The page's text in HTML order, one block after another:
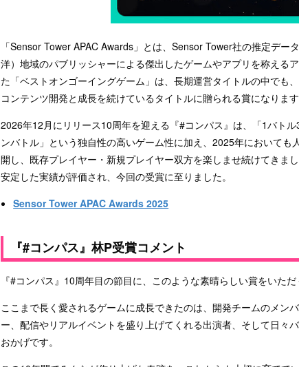
「Sensor Tower APAC Awards」とは、Sensor Tower社の推定デー
洋）地域のパブリッシャーによる傑出したゲームやアプリを称える
た「ベストオンゴーイングゲーム」は、長期運営タイトルの中でも
コンテンツ開発と成長を続けているタイトルに贈られる賞になります
2026年12月にリリース10周年を迎える『#コンパス』は、「1バト
ンバトル」という独自性の高いゲーム性に加え、2025年において
開し、既存プレイヤー・新規プレイヤー双方を楽しませ続けてきま
安定した実績が評価され、今回の受賞に至りました。
Sensor Tower APAC Awards 2025
『#コンパス』林P受賞コメント
『#コンパス』10周年目の節目に、このような素晴らしい賞をいた
ここまで長く愛されるゲームに成長できたのは、開発チームのメン
ー、配信やリアルイベントを盛り上げてくれる出演者、そして日々
おかげです。